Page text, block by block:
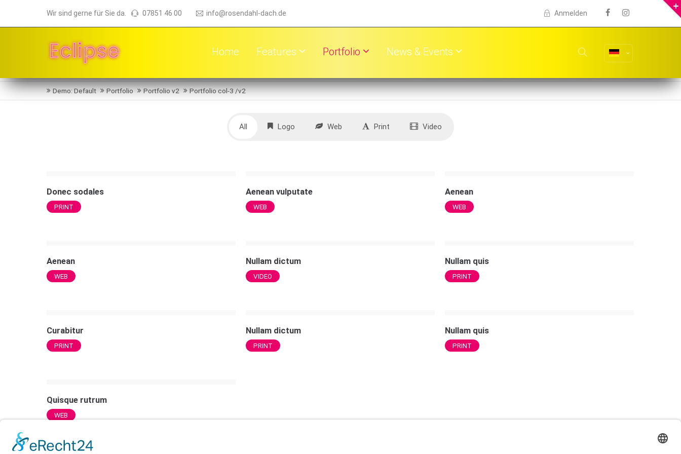
Wir sind gerne für Sie da. 07851 46 00 info@rosendahl-dach.de Anmelden
Home Features Portfolio News & Events
Demo: Default Portfolio Portfolio v2 Portfolio col-3 /v2
All Logo Web Print Video
Donec sodales
PRINT
Aenean vulputate
WEB
Aenean
WEB
Aenean
WEB
Nullam dictum
VIDEO
Nullam quis
PRINT
Curabitur
PRINT
Nullam dictum
PRINT
Nullam quis
PRINT
Quisque rutrum
WEB